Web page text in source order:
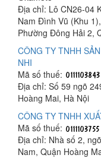
Địa chỉ: Lô CN26-04
Nam Đình Vũ (Khu
Phường Đông Hải 2,
CÔNG TY TNHH
NHI
Mã số thuế:
Địa chỉ: Số 59 ngõ
Hoàng Mai, Hà Nội
CÔNG TY TNHH
Mã số thuế:
Địa chỉ: Nhà số 2,
Nam, Quận Hoàng